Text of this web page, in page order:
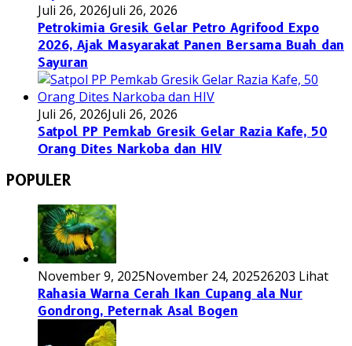
Juli 26, 2026Juli 26, 2026
Petrokimia Gresik Gelar Petro Agrifood Expo
2026, Ajak Masyarakat Panen Bersama Buah dan
Sayuran
Juli 26, 2026Juli 26, 2026
Satpol PP Pemkab Gresik Gelar Razia Kafe, 50
Orang Dites Narkoba dan HIV
POPULER
November 9, 2025November 24, 202526203 Lihat
Rahasia Warna Cerah Ikan Cupang ala Nur
Gondrong, Peternak Asal Bogen